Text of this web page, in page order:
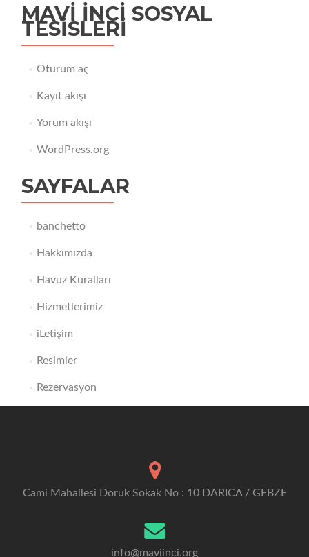
MAVI İNCI SOSYAL
TESISLERI
Oturum aç
Kayıt akışı
Yorum akışı
WordPress.org
SAYFALAR
banchetto
Hakkımızda
Havuz Kuralları
Hizmetlerimiz
iLetişim
Resimler
Rezervasyon
Cami Mahallesi Doruk Sokak No : 10 DARICA / GEBZE
info@maviinci.org